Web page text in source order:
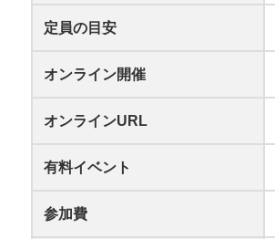
定員の目安
オンライン開催
オンラインURL
有料イベント
参加費